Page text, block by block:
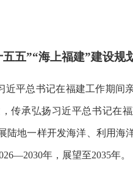
五五”“海上福建”建设规
平总书记在福建工作期间
传承弘扬习近平总书记在
陆地一样开发海洋、利用海
年，展望至2035年。